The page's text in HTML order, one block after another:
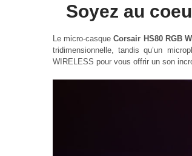
Soyez au
Le micro-casqueCorsair HS80 RGB
tridimensionnelle, tandis qu’un
WIRELESS pour vous offrir un son